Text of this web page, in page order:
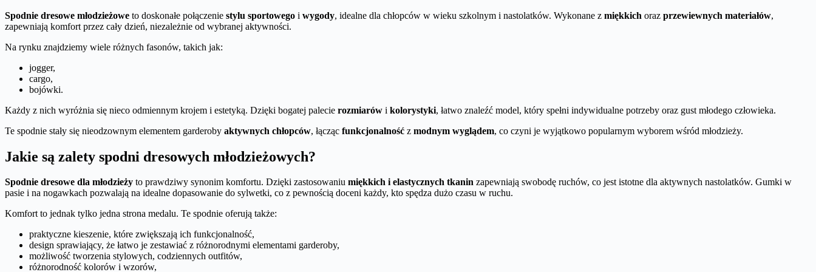
Spodnie dresowe młodzieżowe to doskonałe połączenie stylu sportowego i wygody, idealne dla chłopców w wieku szkolnym i nastolatków. Wykonane z miękkich oraz przewiewnych materiałów,
zapewniają komfort przez cały dzień, niezależnie od wybranej aktywności.
Na rynku znajdziemy wiele różnych fasonów, takich jak:
jogger,
cargo,
bojówki.
Każdy z nich wyróżnia się nieco odmiennym krojem i estetyką. Dzięki bogatej palecie rozmiarów i kolorystyki, łatwo znaleźć model, który spełni indywidualne potrzeby oraz gust młodego człowieka.
Te spodnie stały się nieodzownym elementem garderoby aktywnych chłopców, łącząc funkcjonalność z modnym wyglądem, co czyni je wyjątkowo popularnym wyborem wśród młodzieży.
Jakie są zalety spodni dresowych młodzieżowych?
Spodnie dresowe dla młodzieży to prawdziwy synonim komfortu. Dzięki zastosowaniu miękkich i elastycznych tkanin zapewniają swobodę ruchów, co jest istotne dla aktywnych nastolatków. Gumki w
pasie i na nogawkach pozwalają na idealne dopasowanie do sylwetki, co z pewnością doceni każdy, kto spędza dużo czasu w ruchu.
Komfort to jednak tylko jedna strona medalu. Te spodnie oferują także:
praktyczne kieszenie, które zwiększają ich funkcjonalność,
design sprawiający, że łatwo je zestawiać z różnorodnymi elementami garderoby,
możliwość tworzenia stylowych, codziennych outfitów,
różnorodność kolorów i wzorów,